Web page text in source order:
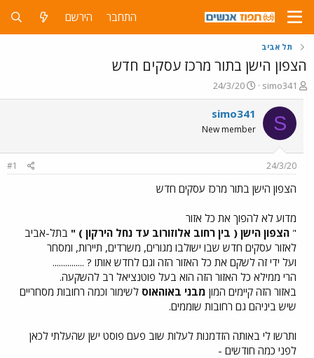
התחבר הירשם
תל אביב
הצפון הישן בתור מרכז עסקים חדש
פ
ו
ת
ח
ה
ו
ש
א
simo341
פ
ו
ר
ס
ם
ר
24/3/20
S
simo341
New member
24/3/20
#1
הצפון הישן בתור מרכז עסקים חדש
מדוע לא להפוך את כל אזור
" הצפון הישן ( בין רחוב אלוזורוב עד נחל הירקון ) " בתל-אביב
לאזור עסקים חדש שבו ישולבו מגורים, משרדים, תיירות, ומסחר
ועל ידי זה לשקם את כל האזור הזה וגם לחדש אותו ? ...............
הרי ממילא כל האזור הזה הוא בעל פוטנציאל רב להשקעה.
באזור הזה קיימים המון מבני באוהאוס לשימור וכמה רחובות מסחריים
שיש ביניהם גם רחובות שוממים.
ותרשו לי באותה הזדמנות לעלות שוב פעם פוסט ישן שהעלתי לכאן
לפני כמה חודשים -